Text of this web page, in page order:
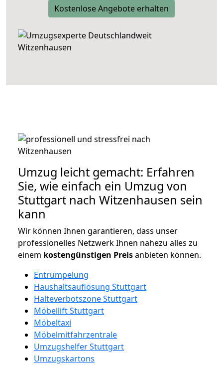
Kostenlose Angebote erhalten
Umzug leicht gemacht: Erfahren
Sie, wie einfach ein Umzug von
Stuttgart nach Witzenhausen sein
kann
Wir können Ihnen garantieren, dass unser
professionelles Netzwerk Ihnen nahezu alles zu
einem kostengünstigen Preisanbieten können.
Entrümpelung
Haushaltsauflösung Stuttgart
Halteverbotszone Stuttgart
Möbellift Stuttgart
Möbeltaxi
Möbelmitfahrzentrale
Umzugshelfer Stuttgart
Umzugskartons